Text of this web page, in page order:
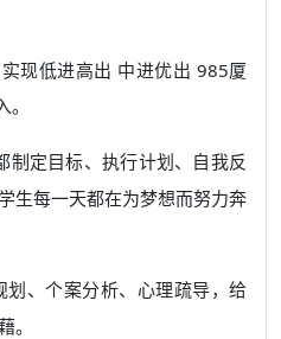
现低进高出 中进优出 985厦
制定目标、执行计划、自我反
生每一天都在为梦想而努力奔
划、个案分析、心理疏导，给
。